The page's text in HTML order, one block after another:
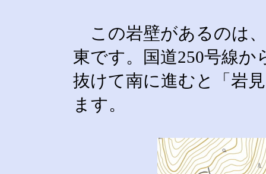
この岩壁があるのは
東です。国道250号線
抜けて南に進むと「岩
ます。